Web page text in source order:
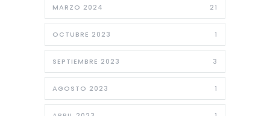
MARZO 2024 21
OCTUBRE 2023 1
SEPTIEMBRE 2023 3
AGOSTO 2023 1